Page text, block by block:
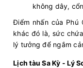
không dây,
Điểm nhấn của Phú
khác đó là, sức
lý tưởng để ngắm
Lịch tàu Sa Kỳ - Lý